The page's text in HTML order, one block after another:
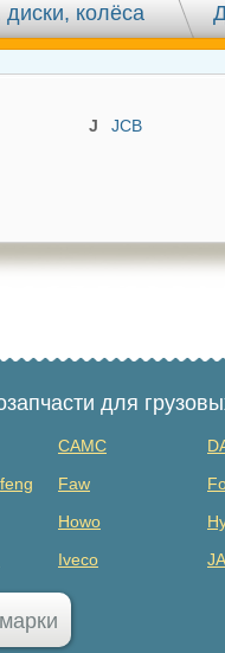
колёса
JCB
JCB
для
CAMC
Faw
Howo
Iveco
Mercedes Benz
Scania